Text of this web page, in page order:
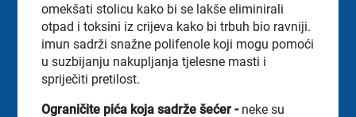
omekšati stolicu kako bi se lakše eliminirali
otpad i toksini iz crijeva kako bi trbuh bio ravniji.
imun sadrži snažne polifenole koji mogu pomoći
u suzbijanju nakupljanja tjelesne masti i
spriječiti pretilost.
Ograničite pića koja sadrže šećer -neke su